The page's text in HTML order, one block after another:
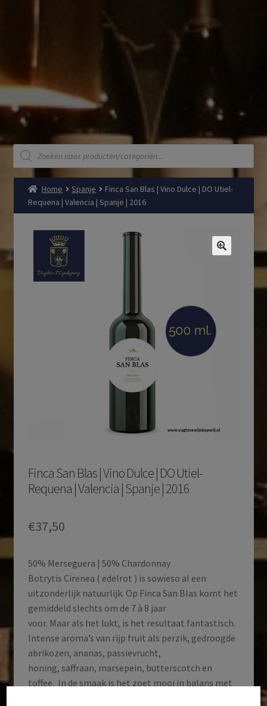
Producten
zoeken
Home Spanje
Finca San Blas | Vino Dulce | DO Utiel-
Requena | Valencia | Spanje | 2016
Finca San Blas | Vino Dulce | DO Utiel-
Requena | Valencia | Spanje | 2016
€37,50
50% Merseguera | 50% Chardonnay
Botrytis Cirenea ( edelrot ) is sowieso al een
uitzonderlijk natuurlijk. Op Finca San Blas komt het
gemiddeld slechts om de 7 à 8 jaar
voor. Maar als het lukt, is het resultaat fantastisch.
Intense aroma’s van rijp fruit als perzik, gedroogde
abrikozen, ananas, passievrucht,
honing, saffraan, marsepein, butterscotch en
toffee. In de smaak is het zoet mooi in balans met